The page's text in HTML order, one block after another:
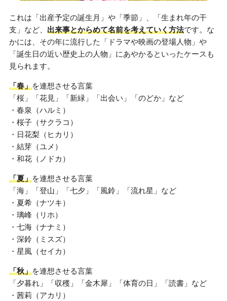
これは「出産予定の誕生月」や「季節」、「生まれ年の干
支」など、 出来事とからめて名前を考えていく方法です。な
かには、その年に流行した「ドラマや映画の登場人物」や
「誕生日の近い歴史上の人物」にあやかるといったケースも
見られます。
「春」を連想させる言葉
「桜」「花見」「新緑」「出会い」「のどか」など
・春泉（ハルミ）
・桜子（サクラコ）
・日花梨（ヒカリ）
・結芽（ユメ）
・和花（ノドカ）
「夏」を連想させる言葉
「海」「登山」「七夕」「風鈴」「流れ星」など
・夏希（ナツキ）
・璃峰（リホ）
・七海（ナナミ）
・深鈴（ミスズ）
・星風（セイカ）
「秋」を連想させる言葉
「夕暮れ」「収穫」「金木犀」「体育の日」「読書」など
・茜莉（アカリ）